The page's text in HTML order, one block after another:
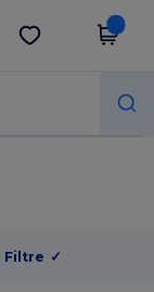
Obtenir l'appli
Filtre ✓